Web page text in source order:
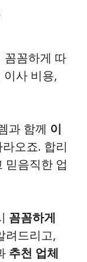
꼼꼼하게 따
사 비용,
과 함께 이
오죠. 합리
믿음직한 업
꼼꼼하게
려드리고,
추천 업체